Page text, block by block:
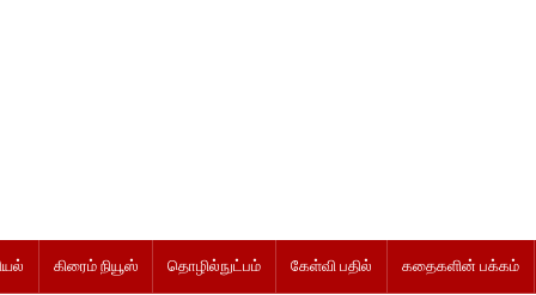
கிரைம் நியூஸ் தொழில்நுட்பம் கேள்வி பதில் கதைகளின் பக்கம்